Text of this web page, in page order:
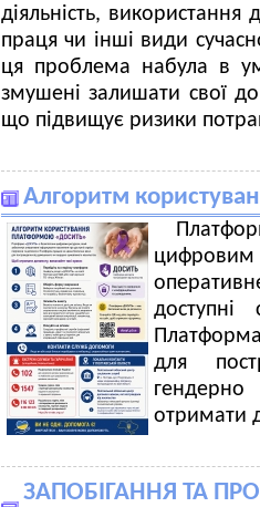
діяльність,
праця чи інші види
ця проблема набула в
змушені залишати свої
що підвищує ризики
Алгоритм
доступні
для
отримати
ЗАПОБІГАННЯ ТА